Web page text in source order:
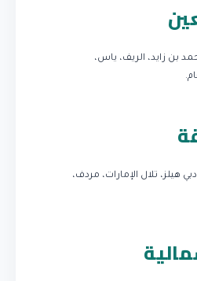
بن زايد، الريف، ياس،
هيلز، تلال الإمارات، مردف،